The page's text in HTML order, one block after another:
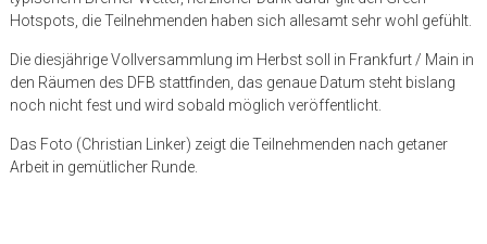
Hotspots, die Teilnehmenden haben sich allesamt sehr wohl gefühlt.
Die diesjährige Vollversammlung im Herbst soll in Frankfurt / Main in
den Räumen des DFB stattfinden, das genaue Datum steht bislang
noch nicht fest und wird sobald möglich veröffentlicht.
Das Foto (Christian Linker) zeigt die Teilnehmenden nach getaner
Arbeit in gemütlicher Runde.